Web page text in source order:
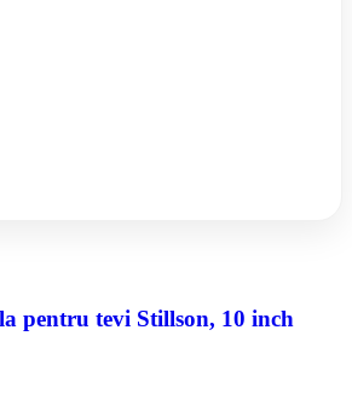
pentru tevi Stillson, 10 inch